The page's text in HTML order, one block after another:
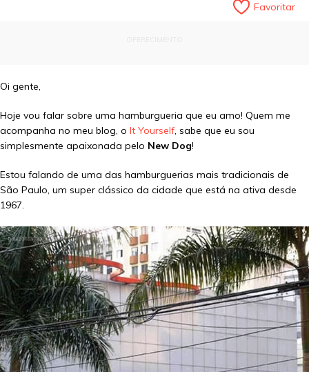
Favoritar
Oi gente,
Hoje vou falar sobre uma hamburgueria que eu amo! Quem me
acompanha no meu blog, o It Yourself, sabe que eu sou
simplesmente apaixonada pelo New Dog!
Estou falando de uma das hamburguerias mais tradicionais de
São Paulo, um super clássico da cidade que está na ativa desde
1967.